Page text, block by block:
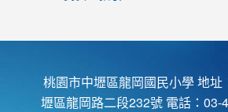
桃園市中壢區龍岡國民小學 地址
壢區龍岡路二段232號 電話：03-